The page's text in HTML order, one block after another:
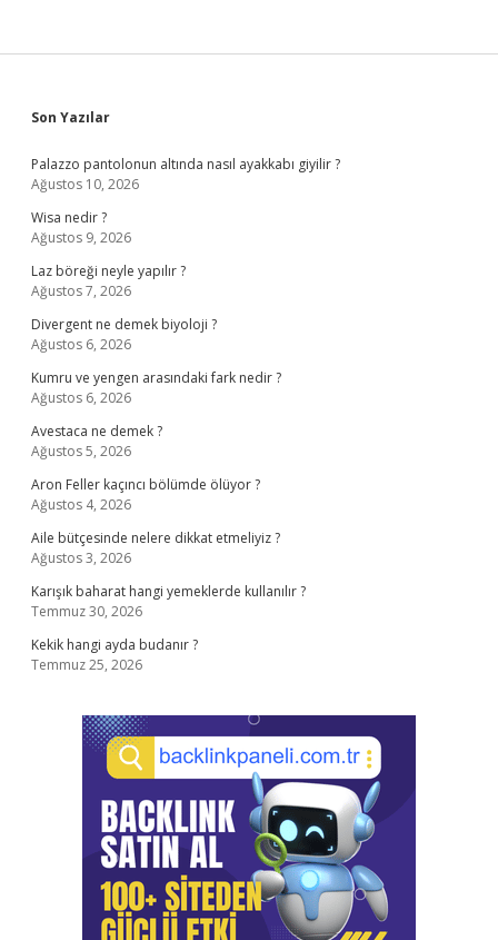
Sidebar
Son Yazılar
Palazzo pantolonun altında nasıl ayakkabı giyilir ?
Ağustos 10, 2026
Wisa nedir ?
Ağustos 9, 2026
Laz böreği neyle yapılır ?
Ağustos 7, 2026
Divergent ne demek biyoloji ?
Ağustos 6, 2026
Kumru ve yengen arasındaki fark nedir ?
Ağustos 6, 2026
Avestaca ne demek ?
Ağustos 5, 2026
Aron Feller kaçıncı bölümde ölüyor ?
Ağustos 4, 2026
Aile bütçesinde nelere dikkat etmeliyiz ?
Ağustos 3, 2026
Karışık baharat hangi yemeklerde kullanılır ?
Temmuz 30, 2026
Kekik hangi ayda budanır ?
Temmuz 25, 2026